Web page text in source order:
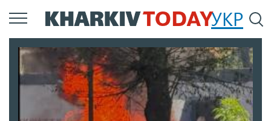
Перейти
к
содержанию
УКР